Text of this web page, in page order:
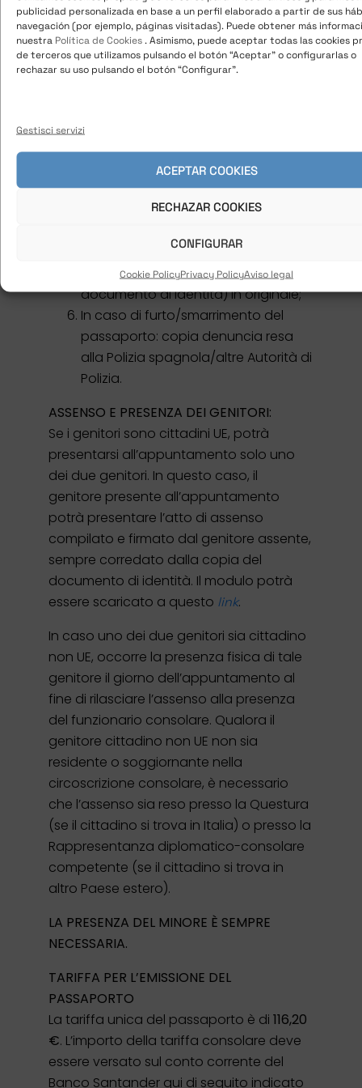
publicidad personalizada en base a un perfil elaborado a partir de sus
navegación (por ejemplo, páginas visitadas). Puede obtener más
nuestra Política de Cookies. Asimismo, puede aceptar todas las cookies
de terceros que utilizamos pulsando el botón “Aceptar” o configurarlas o
rechazar su uso pulsando el botón “Configurar”.
Gestisci servizi
ACEPTAR COOKIES
RECHAZAR COOKIES
CONFIGURAR
Cookie PolicyPrivacy PolicyAviso legal
con occhi chiusi.
“Empadronamiento” aggiornato
Ricevuta di pagamento della tariffa
tariffa andrà versata solo a seguito
della conferma dell’appuntamento.
Fotocopia del passaporto italiano
precedente, anche se scaduto (se
non in possesso, di altro documento
dell’appuntamento dovrà essere
esibito il passaporto (o il
documento di identità) in originale;
In caso di furto/smarrimento del
passaporto: copia denuncia resa
alla Polizia spagnola/altre Autorità di
Polizia.
ASSENSO E PRESENZA DEI GENITORI:
Se i genitori sono cittadini UE, potrà
presentarsi all’appuntamento solo uno
dei due genitori. In questo caso, il
genitore presente all’appuntamento
potrà presentare l’atto di assenso
compilato e firmato dal genitore assente,
sempre corredato dalla copia del
documento di identità. Il modulo potrà
essere scaricato a questo link.
In caso uno dei due genitori sia cittadino
non UE, occorre la presenza fisica di tale
genitore il giorno dell’appuntamento al
fine di rilasciare l’assenso alla presenza
del funzionario consolare. Qualora il
genitore cittadino non UE non sia
residente o soggiornante nella
circoscrizione consolare, è necessario
che l’assenso sia reso presso la Questura
(se il cittadino si trova in Italia) o presso la
Rappresentanza diplomatico-consolare
competente (se il cittadino si trova in
altro Paese estero).
LA PRESENZA DEL MINORE È SEMPRE
NECESSARIA.
TARIFFA PER L’EMISSIONE DEL
PASSAPORTO
La tariffa unica del passaporto è di 116,20
€. L’importo della tariffa consolare deve
essere versato sul conto corrente del
Banco Santander qui di seguito indicato